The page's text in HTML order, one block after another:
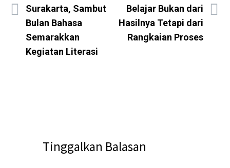
Surakarta, Sambut
Bulan Bahasa
Semarakkan
Kegiatan Literasi
Belajar Bukan dari
Hasilnya Tetapi dari
Rangkaian Proses
Tinggalkan Balasan